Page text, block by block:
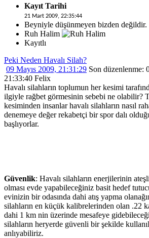
Kayıt Tarihi
21 Mart 2009, 22:35:44
Beyniyle düşünmeyen bizden değildir.
Ruh Halim
Kayıtlı
Peki Neden Havalı Silah?
09 Mayıs 2009, 21:31:29 Son düzenlenme:
21:33:40 Felix
Havalı silahların toplumun her kesimi
ilgiyle rağbet görmesinin sebebi ne olabilir?
kesiminden insanlar havalı silahların nasıl
denemeye değer rekabetçi bir spor dalı
başlıyorlar.
Güvenlik: Havalı silahların enerjilerinin
olması evde yapabileceğiniz basit hedef
evinizin bir odasında dahi atış yapma
silahların en küçük kalibrelerinden olan .22
dahi 1 km nin üzerinde mesafeye
silahların heryerde güvenli bir şekilde
anlıyabiliriz.